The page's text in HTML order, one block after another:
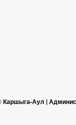
Каршыга-Аул |